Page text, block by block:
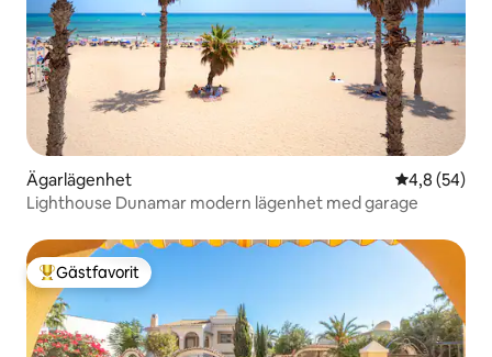
Ägarlägenhet 4,8 av 5 i
4,8 (54)
Lighthouse Dunamar modern lägenhet med garage
Populär gästfavorit
Gästfavorit